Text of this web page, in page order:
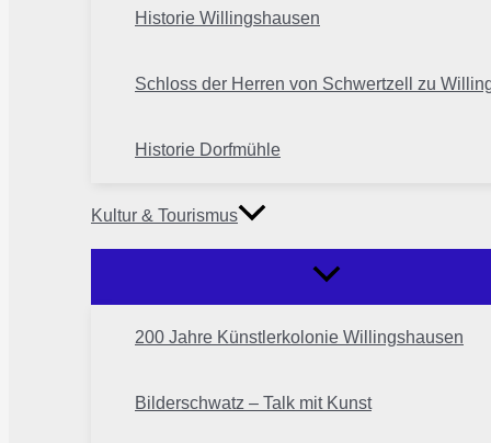
Historie Willingshausen
Schloss der Herren von Schwertzell zu
Historie Dorfmühle
Kultur & Tourismus
200 Jahre Künstlerkolonie Willingshausen
Bilderschwatz – Talk mit Kunst